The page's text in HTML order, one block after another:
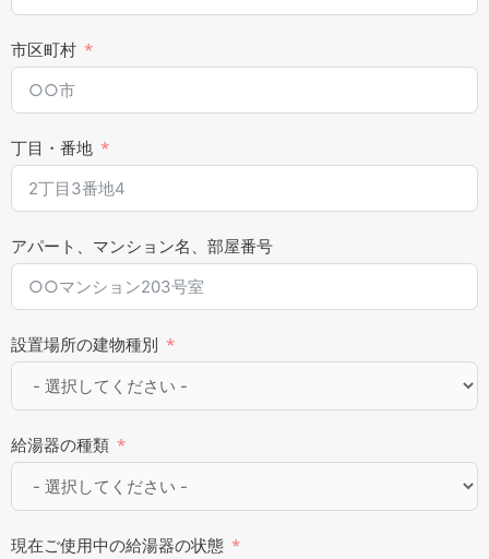
市区町村
丁目・番地
アパート、マンション名、部屋番号
設置場所の建物種別
給湯器の種類
現在ご使用中の給湯器の状態